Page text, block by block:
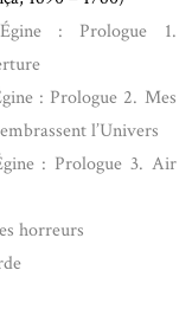
: Prologue 1.
: Prologue 2. Mes
l’Univers
: Prologue 3. Air
horreurs